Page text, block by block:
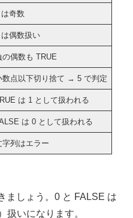
は奇数
偶数扱い
の偶数も TRUE
数点以下切り捨て → 5 で判定
は 1 として扱われる
は 0 として扱われる
字列はエラー
ましょう。0 と FALSE は
扱いになります。